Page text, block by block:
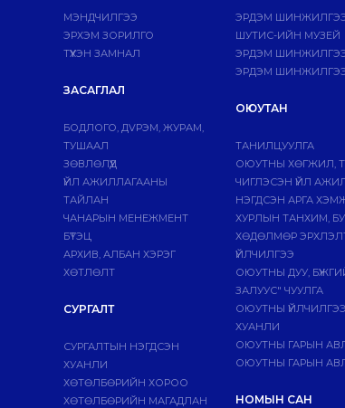
МЭНДЧИЛГЭЭ
ЭРХЭМ ЗОРИЛГО
ТҮҮХЭН ЗАМНАЛ
ЗАСАГЛАЛ
БОДЛОГО, ДVРЭМ, ЖУРАМ,
ТУШААЛ
ЗӨВЛӨЛҮҮД
ҮЙЛ АЖИЛЛАГААНЫ
ТАЙЛАН
ЧАНАРЫН МЕНЕЖМЕНТ
БҮТЭЦ
АРХИВ, АЛБАН ХЭРЭГ
ХӨТЛӨЛТ
СУРГАЛТ
СУРГАЛТЫН НЭГДСЭН
ХУАНЛИ
ХӨТӨЛБӨРИЙН ХОРОО
ХӨТӨЛБӨРИЙН МАГАДЛАН
ЭРДЭМ
ШУТИС-ИЙН МУЗЕЙ
ЭРДЭМ
ЭРДЭМ
ОЮУТАН
ТАНИЛЦУУЛГА
ОЮУТНЫ ХӨГЖИЛ,
ЧИГЛЭСЭН ҮЙЛ
НЭГДСЭН АРГА
ХУРЛЫН ТАНХИМ,
ХӨДӨЛМӨР
ҮЙЛЧИЛГЭЭ
ОЮУТНЫ ДУУ,
ЗАЛУУС" ЧУУЛГА
ОЮУТНЫ
ХУАНЛИ
ОЮУТНЫ ГАРЫН
ОЮУТНЫ ГАРЫН
НОМЫН САН